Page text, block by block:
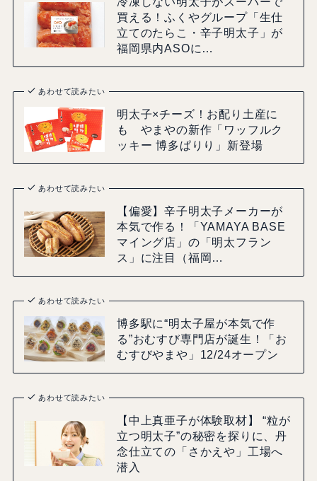
買える！ふくやグループ「生仕
立てのたらこ・辛子明太子」が
福岡県内ASOに…
あわせて読みたい
明太子×チーズ！お配り土産に
も やまやの新作「ワッフルク
ッキー 博多ぱりり」新登場
あわせて読みたい
【偏愛】辛子明太子メーカーが
本気で作る！「YAMAYA BASE
マイング店」の「明太フラン
ス」に注目（福岡…
あわせて読みたい
博多駅に“明太子屋が本気で作
る”おむすび専門店が誕生！「お
むすびやまや」12/24オープン
あわせて読みたい
【中上真亜子が体験取材】 “粒が
立つ明太子”の秘密を探りに、丹
念仕立ての「さかえや」工場へ
潜入